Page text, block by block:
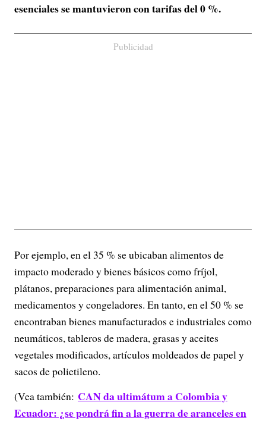
esenciales se mantuvieron con tarifas del 0 %.
Publicidad
Por ejemplo, en el 35 % se ubicaban alimentos de
impacto moderado y bienes básicos como fríjol,
plátanos, preparaciones para alimentación animal,
medicamentos y congeladores. En tanto, en el 50 % se
encontraban bienes manufacturados e industriales como
neumáticos, tableros de madera, grasas y aceites
vegetales modificados, artículos moldeados de papel y
sacos de polietileno.
(Vea también: CAN da ultimátum a Colombia y
Ecuador: ¿se pondrá fin a la guerra de aranceles en